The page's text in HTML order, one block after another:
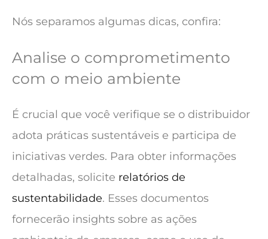
Nós separamos algumas dicas, confira:
Analise o comprometimento
com o meio ambiente
É crucial que você verifique se o distribuidor
adota práticas sustentáveis e participa de
iniciativas verdes. Para obter informações
detalhadas, solicite relatórios de
sustentabilidade. Esses documentos
fornecerão insights sobre as ações